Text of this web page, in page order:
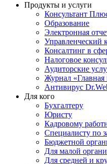
Продукты и услуги
Консультант
Образование
Электронная
Управленческий
Консалтинг в
Налоговое
Аудиторские
Журнал «Главная
Антивирус
Для кого
Бухгалтеру
Юристу
Кадровому
Специалисту по
Бюджетной
Для малой
Для средней и